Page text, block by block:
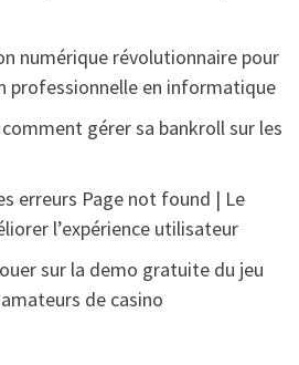
numérique révolutionnaire pour
professionnelle en informatique
gérer sa bankroll sur les
erreurs Page not found | Le
l’expérience utilisateur
sur la demo gratuite du jeu
de casino